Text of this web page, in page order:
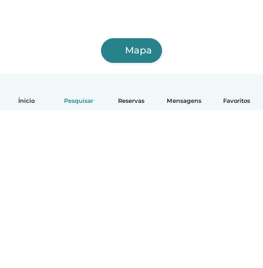
Ínicio Pesquisar Reservas Mensagens Favoritos
Mapa